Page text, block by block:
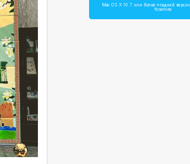
Mac OS X 10.7 или более поздней
Yosemite